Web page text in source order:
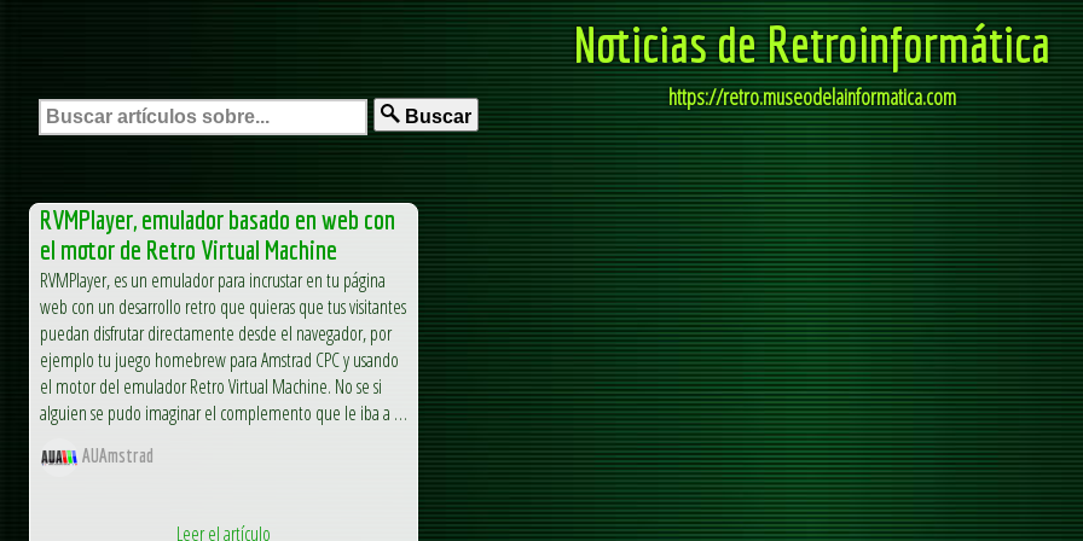
Noticias de Retroinformática
https://retro.museodelainformatica.com
Buscar
RVMPlayer, emulador basado en web con
el motor de Retro Virtual Machine
RVMPlayer, es un emulador para incrustar en tu página
web con un desarrollo retro que quieras que tus visitantes
puedan disfrutar directamente desde el navegador, por
ejemplo tu juego homebrew para Amstrad CPC y usando
el motor del emulador Retro Virtual Machine. No se si
alguien se pudo imaginar el complemento que le iba a …
AUAmstrad
Leer el artículo